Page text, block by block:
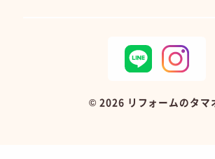
© 2026 リフォームのタマ